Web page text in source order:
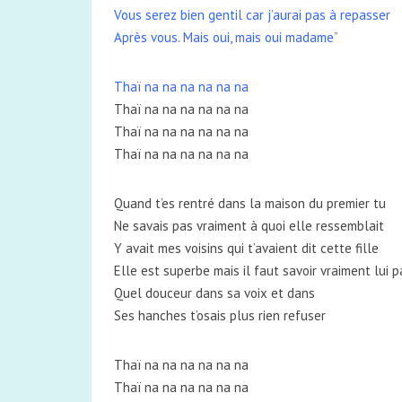
Vous serez bien gentil car j’aurai pas à repasser
Après vous. Mais oui, mais oui madame”
Thaï na na na na na na
Thaï na na na na na na
Thaï na na na na na na
Thaï na na na na na na
Quand t’es rentré dans la maison du premier tu
Ne savais pas vraiment à quoi elle ressemblait
Y avait mes voisins qui t’avaient dit cette fille
Elle est superbe mais il faut savoir vraiment lui
Quel douceur dans sa voix et dans
Ses hanches t’osais plus rien refuser
Thaï na na na na na na
Thaï na na na na na na